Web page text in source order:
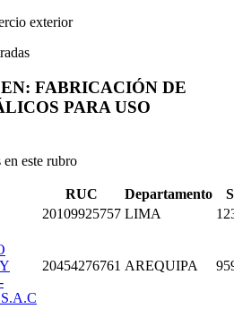
exterior
FABRICACIÓN DE
PARA USO
en este rubro
RUC Departamento
20109925757 LIMA
20454276761 AREQUIPA